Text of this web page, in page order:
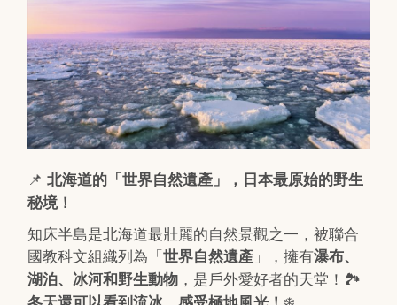
📌北海道的「世界自然遺產」，日本最原始的野生
秘境！
知床半島是北海道最壯麗的自然景觀之一，被聯合
國教科文組織列為「世界自然遺產 」，擁有瀑布、
湖泊、冰河和野生動物 ，是戶外愛好者的天堂！🏞️